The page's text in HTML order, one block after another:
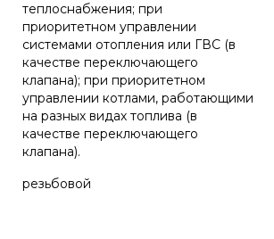
теплоснабжения; при
приоритетном управлении
системами отопления или ГВС (в
качестве переключающего
клапана); при приоритетном
управлении котлами, работающими
на разных видах топлива (в
качестве переключающего
клапана).
резьбовой